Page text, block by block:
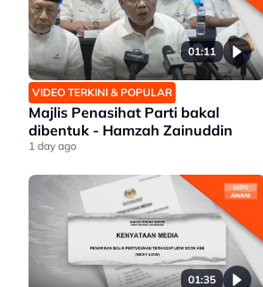
01:11
VIDEO TERKINI & POPULAR
Majlis Penasihat Parti bakal
dibentuk - Hamzah Zainuddin
1 day ago
01:35